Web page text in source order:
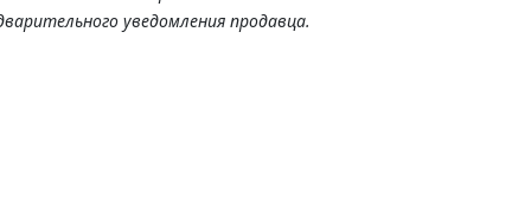
уведомления продавца.